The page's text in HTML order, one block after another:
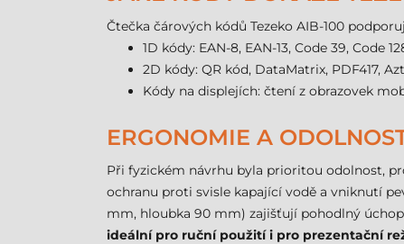
Čtečka čárových kódů Tezeko AIB-100
1D kódy: EAN-8, EAN-13, Code 39, Code
2D kódy: QR kód, DataMatrix, PDF417,
Kódy na displejích: čtení z obrazovek
ERGONOMIE A
Při fyzickém návrhu byla prioritou odolnost,
ochranu proti svisle kapající vodě a vniknutí
mm, hloubka 90 mm) zajišťují pohodlný
ideální pro ruční použití i pro prezentační